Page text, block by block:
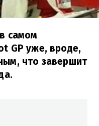
самом
GP уже, вроде,
что завершит